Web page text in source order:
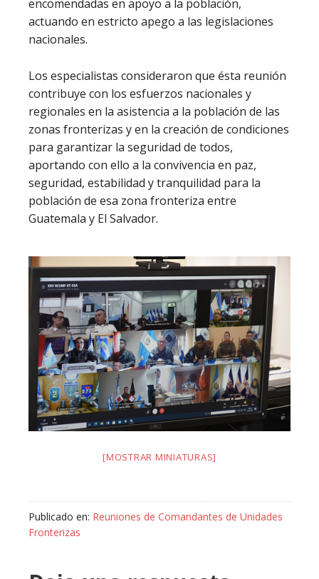
encomendadas en apoyo a la población,
actuando en estricto apego a las legislaciones
nacionales.
Los especialistas consideraron que ésta reunión
contribuye con los esfuerzos nacionales y
regionales en la asistencia a la población de las
zonas fronterizas y en la creación de condiciones
para garantizar la seguridad de todos,
aportando con ello a la convivencia en paz,
seguridad, estabilidad y tranquilidad para la
población de esa zona fronteriza entre
Guatemala y El Salvador.
[MOSTRAR MINIATURAS]
Publicado en: Reuniones de Comandantes de Unidades
Fronterizas